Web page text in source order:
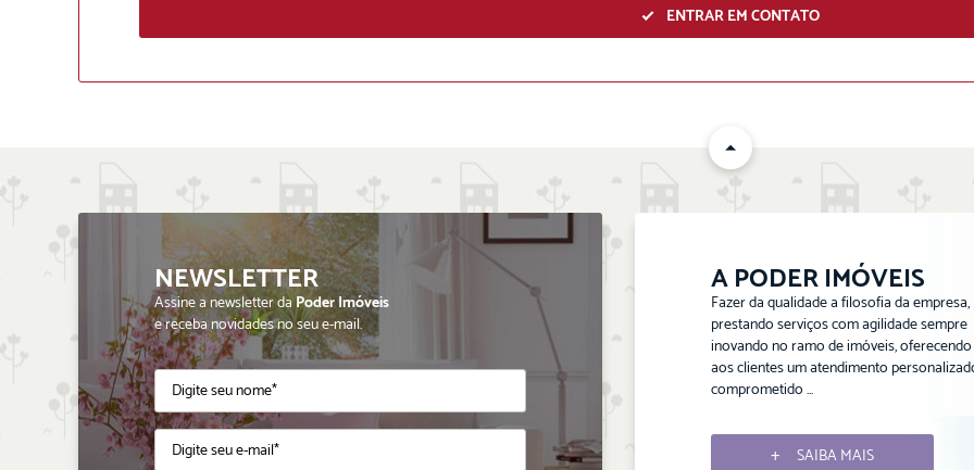
ENTRAR EM CONTATO
ENVIAR
NEWSLETTER
Assine a newsletter daPoder Imóveis
e receba novidades no seu e-mail.
A PODER IMÓVEIS
Fazer da qualidade a filosofia da empresa,
prestando serviços com agilidade sempre
inovando no ramo de imóveis, oferecendo
aos clientes um atendimento
comprometido ...
SAIBA MAIS